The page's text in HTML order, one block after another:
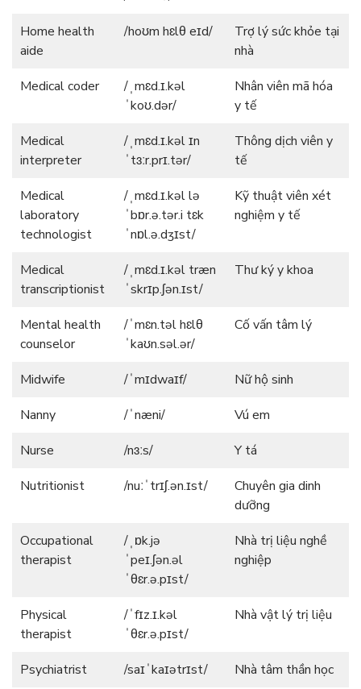
Home health
aide
/hoʊm hɛlθ eɪd/
Trợ lý sức khỏe tại
nhà
Medical coder
/ˌmɛd.ɪ.kəl
ˈkoʊ.dər/
Nhân viên mã hóa
y tế
Medical
interpreter
/ˌmɛd.ɪ.kəl ɪn
ˈtɜːr.prɪ.tər/
Thông dịch viên y
tế
Medical
laboratory
technologist
/ˌmɛd.ɪ.kəl lə
ˈbɒr.ə.tər.i tɛk
ˈnɒl.ə.dʒɪst/
Kỹ thuật viên xét
nghiệm y tế
Medical
transcriptionist
/ˌmɛd.ɪ.kəl træn
ˈskrɪp.ʃən.ɪst/
Thư ký y khoa
Mental health
counselor
/ˈmɛn.təl hɛlθ
ˈkaʊn.səl.ər/
Cố vấn tâm lý
Midwife /ˈmɪdwaɪf/
Nữ hộ sinh
Nanny
/ˈnæni/
Vú em
Nurse
/nɜːs/
Y tá
Nutritionist
/nuːˈtrɪʃ.ən.ɪst/
Chuyên gia dinh
dưỡng
Occupational
therapist
/ˌɒk.jə
ˈpeɪ.ʃən.əl
ˈθɛr.ə.pɪst/
Nhà trị liệu nghề
nghiệp
Physical
therapist
/ˈfɪz.ɪ.kəl
ˈθɛr.ə.pɪst/
Nhà vật lý trị liệu
Psychiatrist /saɪˈkaɪətrɪst/
Nhà tâm thần học